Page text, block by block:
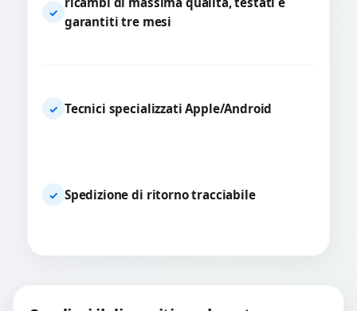
✓
garantiti tre mesi
✓ Tecnici specializzati Apple/Android
✓ Spedizione di ritorno tracciabile